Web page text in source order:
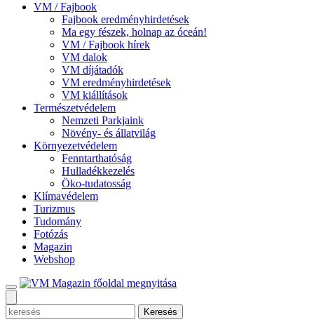
VM / Fajbook
Fajbook eredményhirdetések
Ma egy fészek, holnap az óceán!
VM / Fajbook hírek
VM dalok
VM díjátadók
VM eredményhirdetések
VM kiállítások
Természetvédelem
Nemzeti Parkjaink
Növény- és állatvilág
Környezetvédelem
Fenntarthatóság
Hulladékkezelés
Öko-tudatosság
Klímavédelem
Turizmus
Tudomány
Fotózás
Magazin
Webshop
Keresés
az